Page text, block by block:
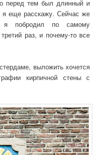
перед тем был длинный и
еще расскажу. Сейчас же
я побродил по самому
раз, и почему-то все
выложить хочется
кирпичной стены с